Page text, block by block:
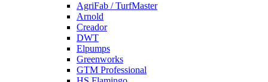
AgriFab / TurfMaster
Arnold
Creador
DWT
Elpumps
Greenworks
GTM Professional